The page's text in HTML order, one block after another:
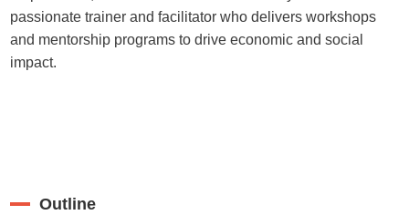
passionate trainer and facilitator who delivers workshops
and mentorship programs to drive economic and social
impact.
Outline